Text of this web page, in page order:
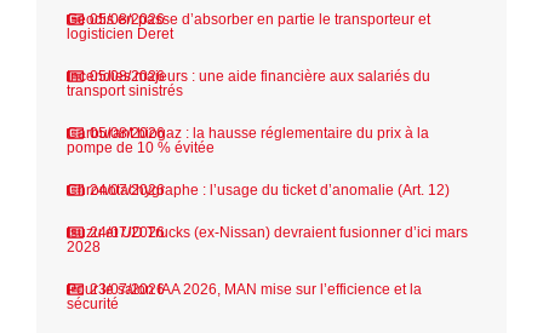
05/08/2026
Geodis en passe d’absorber en partie le transporteur et
logisticien Deret
05/08/2026
Incendies majeurs : une aide financière aux salariés du
transport sinistrés
05/08/2026
Carburant biogaz : la hausse réglementaire du prix à la
pompe de 10 % évitée
24/07/2026
Chronotachygraphe : l’usage du ticket d’anomalie (Art. 12)
24/07/2026
Isuzu et UD Trucks (ex-Nissan) devraient fusionner d’ici mars
2028
23/07/2026
Pour le salon IAA 2026, MAN mise sur l’efficience et la
sécurité